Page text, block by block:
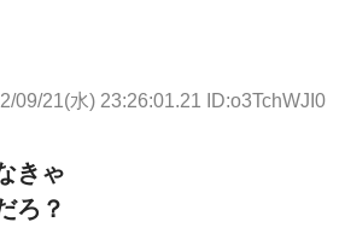
09/21(水) 23:26:01.21 ID:o3TchWJI0
きゃ
ろ？